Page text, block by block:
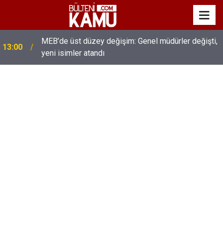
13:00
MEB’de üst düzey değişim: Genel müdürler değişti,
yeni isimler atandı